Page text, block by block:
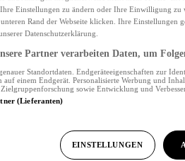
Einstellungen zu ändern oder Ihre Einwilligung
Rand der Webseite klicken. Ihre Einstellungen
Datenschutzerklärung.
Partner verarbeiten Daten, um
Standortdaten. Endgeräteeigenschaften zur
einem Endgerät. Personalisierte Werbung und
sowie Entwicklung und
(Lieferanten)
EINSTELLUNGEN